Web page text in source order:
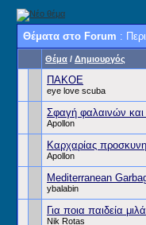
Θέματα στο Forum :
Θέμα / Δημιουργός
ΠΑΚΟΕ
eye love scuba
Σφαγή φαλαινών και
Apollon
Καρχαρίας
Apollon
Mediterranean
ybalabin
Για ποια παιδεία
Nik Rotas